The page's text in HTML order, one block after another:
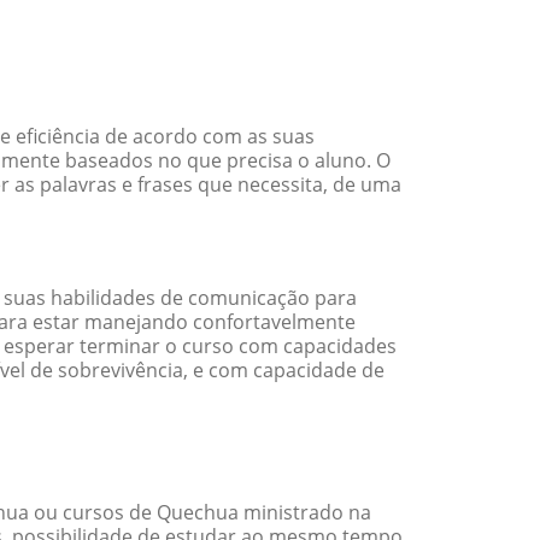
eficiência de acordo com as suas
baseados no que precisa o aluno. O
palavras e frases que necessita, de uma
habilidades de comunicação para
estar manejando confortavelmente
terminar o curso com capacidades
de sobrevivência, e com capacidade de
ou cursos de Quechua ministrado na